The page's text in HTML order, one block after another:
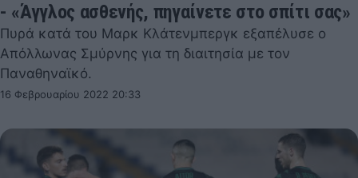
- «Άγγλος ασθενής, πηγαίνετε στο σπίτι σας»
Πυρά κατά του Μαρκ Κλάτενμπεργκ εξαπέλυσε ο
Απόλλωνας Σμύρνης για τη διαιτησία με τον
Παναθηναϊκό.
16 Φεβρουαρίου 2022 20:33